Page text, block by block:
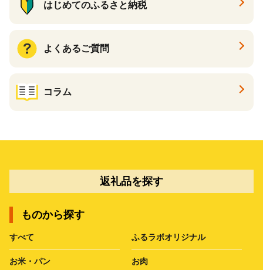
はじめてのふるさと納税
よくあるご質問
コラム
返礼品を探す
ものから探す
すべて ふるラボオリジナル
お米・パン お肉